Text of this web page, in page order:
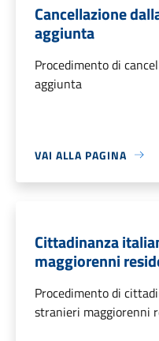
Cancellazione
aggiunta
Procedimento di
aggiunta
VAI ALLA PAGINA
Cittadinanza
maggiorenni
Procedimento di
stranieri maggiorenni